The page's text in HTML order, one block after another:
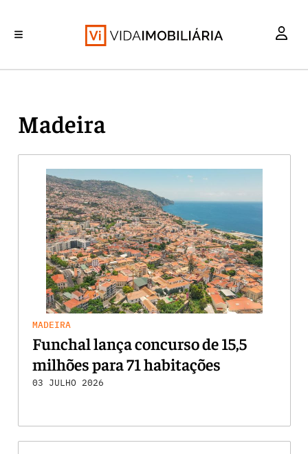
Madeira
MADEIRA
Funchal lança concurso de 15,5
milhões para 71 habitações
03 JULHO 2026